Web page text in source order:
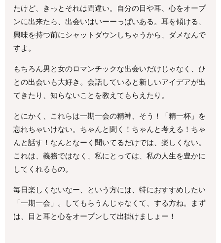
たけど、きっとそれは間違い。自分の目や耳、心をオープ
ンに出来たら、出会いはいーーっぱいある。耳を傾ける、
興味を持つ前にシャットダウンしちゃうから、ダメなんで
すよ。
もちろん男と女のロマンチックな出会いだけじゃなく、ひ
との出会いも大好き。会話していると新しいアイデアが出
てきたり、知らないことを教えてもらえたり。
とにかく、これらは一期一会の精神、そう！「精一杯」を
忘れちゃいけない。ちゃんと聞く！ちゃんと考える！ちゃ
んと話す！なんとなーく聞いてるだけでは、楽しくない。
これは、義務ではなく、私にとっては、私の人生を豊かに
してくれるもの。
毎日楽しくないなー、という方には、特におすすめしたい
「一期一会」。してもらうんじゃなくて、する方ね。まず
は、目と耳と心をオープンして出掛けましょー！